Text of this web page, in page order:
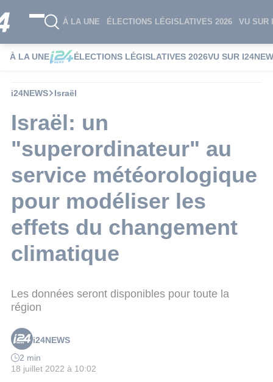
À LA UNE ÉLECTIONS LÉGISLATIVES 2026 VU SUR
À LA UNE ÉLECTIONS LÉGISLATIVES 2026VU SUR
i24NEWS Israël
Israël: un
"superordinateur" au
service météorologique
pour modéliser les
effets du changement
climatique
Les données seront disponibles pour toute la
région
i24NEWS
2 min
18 juillet 2022 à 10:02